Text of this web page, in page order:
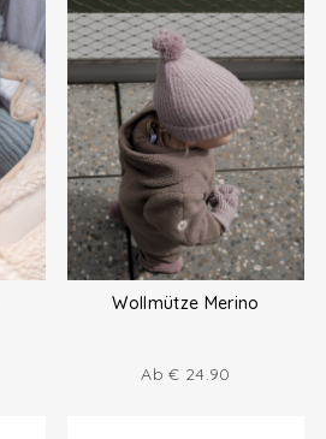
Wollmütze Merino
Ab€ 24.90